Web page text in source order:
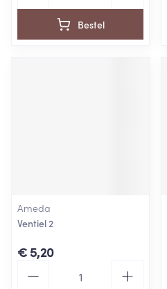
Bestel
Ameda
Ventiel 2
€ 5,20